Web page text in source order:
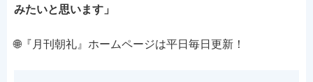
みたいと思います」
🌐『月刊朝礼』ホームページは平日毎日更新！